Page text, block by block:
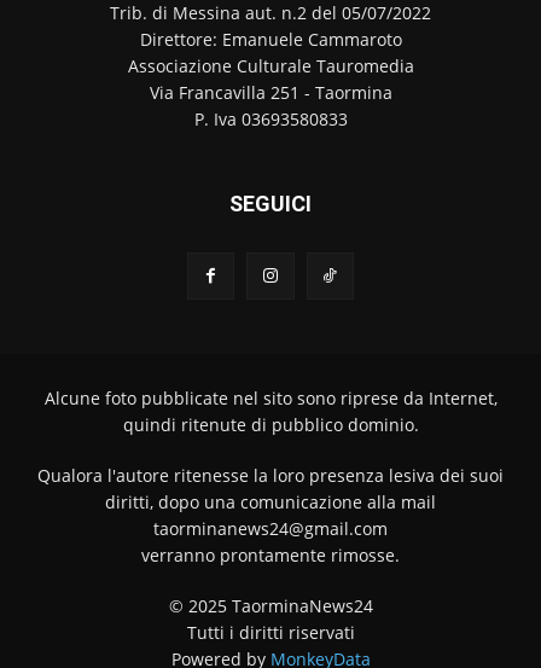
Trib. di Messina aut. n.2 del 05/07/2022
Direttore: Emanuele Cammaroto
Associazione Culturale Tauromedia
Via Francavilla 251 - Taormina
P. Iva 03693580833
SEGUICI
Alcune foto pubblicate nel sito sono riprese da Internet,
quindi ritenute di pubblico dominio.
Qualora l'autore ritenesse la loro presenza lesiva dei suoi
diritti, dopo una comunicazione alla mail
taorminanews24@gmail.com
verranno prontamente rimosse.
© 2025 TaorminaNews24
Tutti i diritti riservati
Powered by MonkeyData